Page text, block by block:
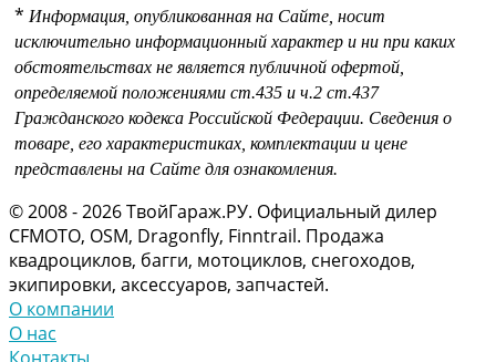
* Информация, опубликованная на Сайте, носит
исключительно информационный характер и ни при каких
обстоятельствах не является публичной офертой,
определяемой положениями ст.435 и ч.2 ст.437
Гражданского кодекса Российской Федерации. Сведения о
товаре, его характеристиках, комплектации и цене
представлены на Сайте для ознакомления.
© 2008 - 2026 ТвойГараж.РУ. Официальный дилер
CFMOTO, OSM, Dragonfly, Finntrail. Продажа
квадроциклов, багги, мотоциклов, снегоходов,
экипировки, аксессуаров, запчастей.
О компании
О нас